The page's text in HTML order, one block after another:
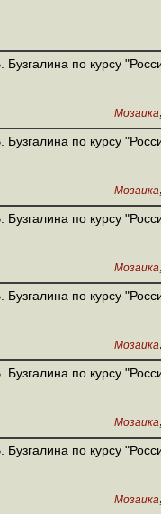
по курсу
Мозаика,
по курсу
Мозаика,
по курсу
Мозаика,
по курсу
Мозаика,
по курсу
Мозаика,
по курсу
Мозаика,